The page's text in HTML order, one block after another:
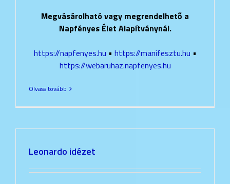
Megvásárolható vagy megrendelhető a
Napfényes Élet Alapítványnál.
https://napfenyes.hu • https://manifesztu.hu •
https://webaruhaz.napfenyes.hu
Olvass tovább
Leonardo idézet